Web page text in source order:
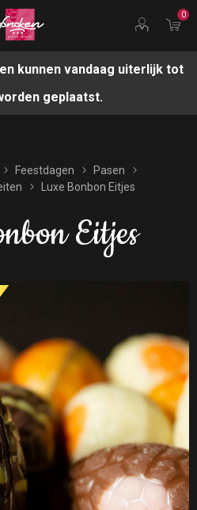
0
kunnen vandaag uiterlijk tot
geplaatst.
Feestdagen
Pasen
Luxe Bonbon Eitjes
Eitjes